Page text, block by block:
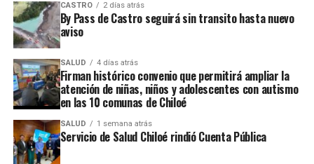
CASTRO 2 días atrás
By Pass de Castro seguirá sin transito hasta nuevo
aviso
SALUD 4 días atrás
Firman histórico convenio que permitirá ampliar la
atención de niñas, niños y adolescentes con autismo
en las 10 comunas de Chiloé
SALUD 1 semana atrás
Servicio de Salud Chiloé rindió Cuenta Pública